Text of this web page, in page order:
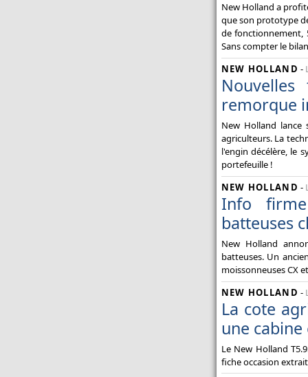
New Holland a
que son prototype
de fonctionnement,
Sans compter le
NEW HOLLAND -
remorque
New Holland
agriculteurs. La
l'engin décélère, le
portefeuille !
NEW HOLLAND -
Info
batteuses
New Holland
batteuses. Un
moissonneuses CX
NEW HOLLAND -
La cote
une
Le New Holland
fiche occasion